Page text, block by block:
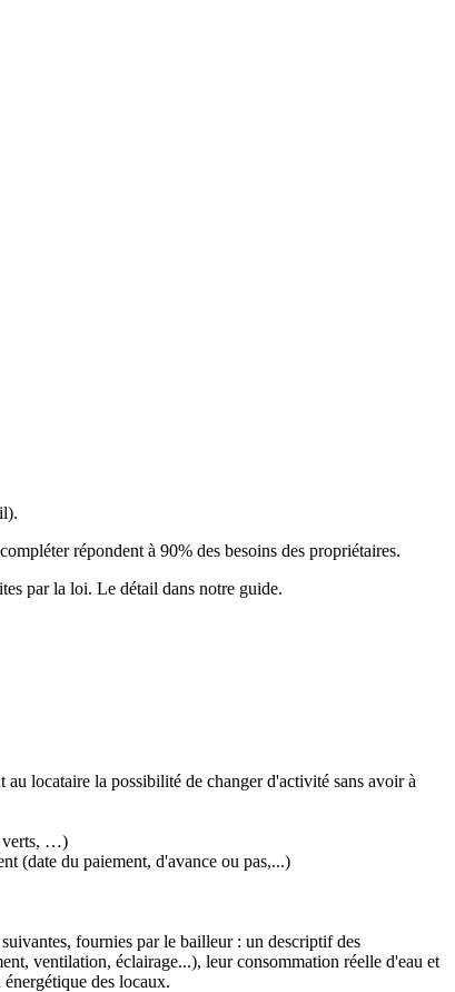
répondent à 90% des besoins des propriétaires.
par la loi. Le détail dans notre guide.
locataire la possibilité de changer d'activité sans avoir à
verts, …)
(date du paiement, d'avance ou pas,...)
fournies par le bailleur : un descriptif des
ventilation, éclairage...), leur consommation réelle d'eau et
des locaux.